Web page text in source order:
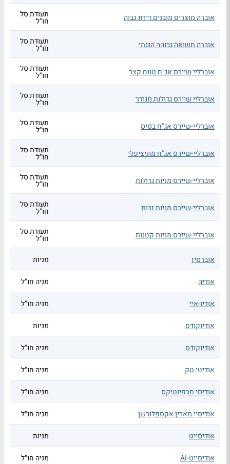
אוברה מוצרים מובנים דירוג גבוה תעודת סל
חו"ל
אוברה תשואה גבוהה הגנתי תעודת סל
חו"ל
אוברליי שיירס אג"ח טווח קצר תעודת סל
חו"ל
אוברליי שיירס גדולות מגודר תעודת סל
חו"ל
אוברליי-שיירס אג"ח בסיס תעודת סל
חו"ל
אוברליי-שיירס אג"ח מוניציפלי תעודת סל
חו"ל
אוברליי-שיירס מניות גדולות תעודת סל
חו"ל
אוברליי-שיירס מניות זרות תעודת סל
חו"ל
אוברליי-שיירס מניות קטנות תעודת סל
חו"ל
אוברסיז
מניות
אודיה מניה חו"ל
אודיו-איי מניה חו"ל
אודיוקודס מניות
אודיוקודס מניה חו"ל
אודיטי טק מניה חו"ל
אודיסי תרפיוטיקס מניה חו"ל
אודיסיי מארין אקספלורשן מניה חו"ל
אודיסייט מניות
אודיסייט-AI מניה חו"ל